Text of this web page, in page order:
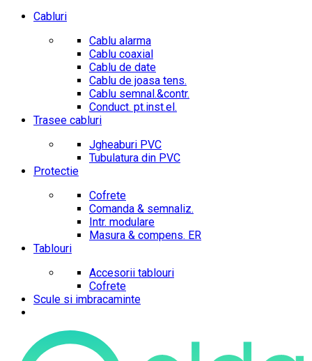
Cabluri
Cablu alarma
Cablu coaxial
Cablu de date
Cablu de joasa tens.
Cablu semnal.&contr.
Conduct. pt.inst.el.
Trasee cabluri
Jgheaburi PVC
Tubulatura din PVC
Protectie
Cofrete
Comanda & semnaliz.
Intr. modulare
Masura & compens. ER
Tablouri
Accesorii tablouri
Cofrete
Scule si imbracaminte